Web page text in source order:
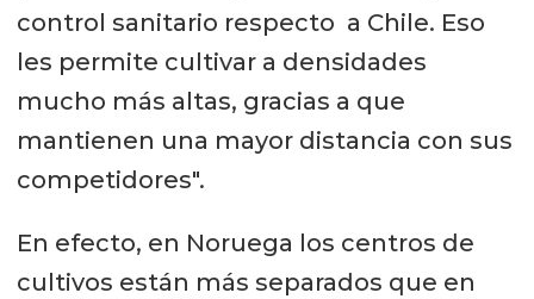
control sanitario respecto a Chile. Eso
les permite cultivar a densidades
mucho más altas, gracias a que
mantienen una mayor distancia con sus
competidores".
En efecto, en Noruega los centros de
cultivos están más separados que en